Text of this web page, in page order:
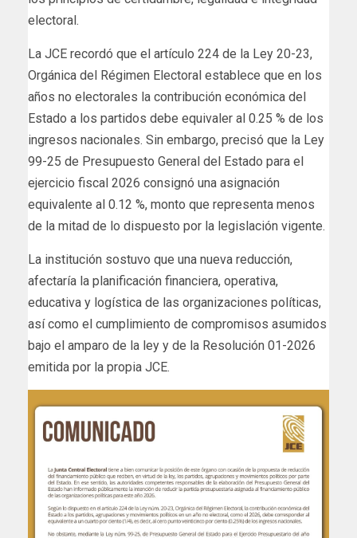
electoral.
La JCE recordó que el artículo 224 de la Ley 20-23,
Orgánica del Régimen Electoral establece que en los
años no electorales la contribución económica del
Estado a los partidos debe equivaler al 0.25 % de los
ingresos nacionales. Sin embargo, precisó que la Ley
99-25 de Presupuesto General del Estado para el
ejercicio fiscal 2026 consignó una asignación
equivalente al 0.12 %, monto que representa menos
de la mitad de lo dispuesto por la legislación vigente.
La institución sostuvo que una nueva reducción,
afectaría la planificación financiera, operativa,
educativa y logística de las organizaciones políticas,
así como el cumplimiento de compromisos asumidos
bajo el amparo de la ley y de la Resolución 01-2026
emitida por la propia JCE.